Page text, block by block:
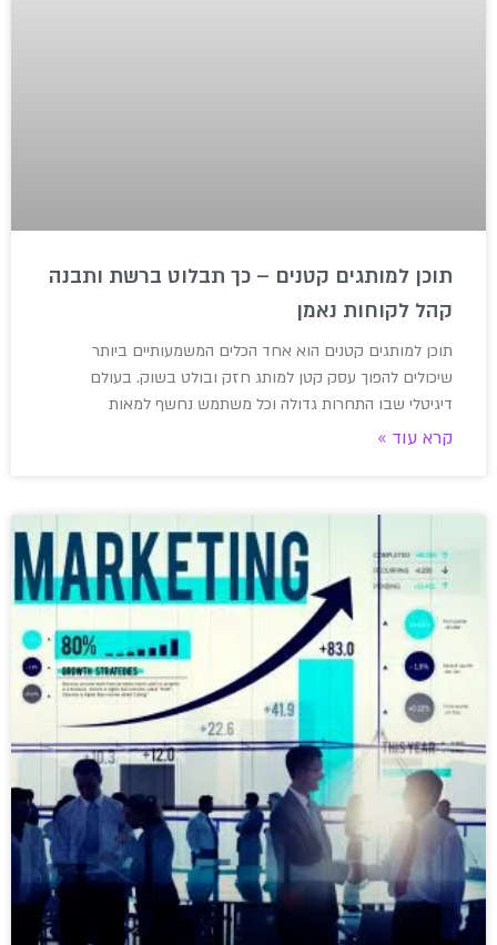
תוכן למותגים קטנים – כך תבלוט ברשת ותבנה
קהל לקוחות נאמן
תוכן למותגים קטנים הוא אחד הכלים המשמעותיים ביותר
שיכולים להפוך עסק קטן למותג חזק ובולט בשוק. בעולם
דיגיטלי שבו התחרות גדולה וכל משתמש נחשף למאות
קרא עוד »